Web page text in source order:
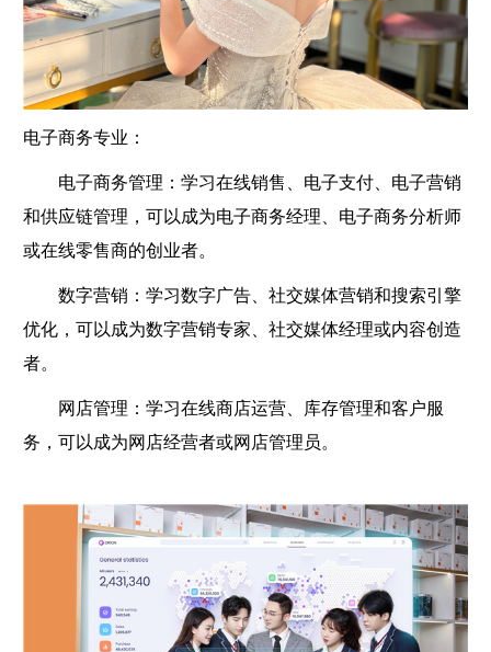
电子商务专业：
电子商务管理：学习在线销售、电子支付、电子营销
和供应链管理，可以成为电子商务经理、电子商务分析师
或在线零售商的创业者。
数字营销：学习数字广告、社交媒体营销和搜索引擎
优化，可以成为数字营销专家、社交媒体经理或内容创造
者。
网店管理：学习在线商店运营、库存管理和客户服
务，可以成为网店经营者或网店管理员。